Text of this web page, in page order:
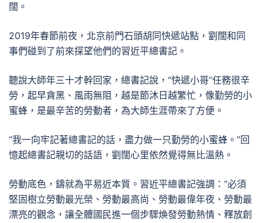
闊。
2019年春節前夜，北京前門石頭胡同快遞站點，劉闊和同
事們碰到了前來探望他們的習近平總書記。
聽說大師年三十才幹回家，總書記說，“快遞小哥”任務很辛
勞，起早貪黑、風雨無阻，越是節沐日越繁忙，像勤勞的小
蜜蜂，是最辛苦的勞動者，為大師生涯帶來了方便。
“我一向牢記著總書記的話，盡力做一只勤勞的小蜜蜂。”回
憶起總書記親切的話語，劉闊心里依然覺得無比溫熱。
勞動底色，鑄就為平易近本質。習近平總書記強調：“必須
堅固樹立勞動最光榮、勞動最高尚、勞動最偉年夜、勞動最
漂亮的觀念，讓全體國民進一個步驟煥發勞動熱情、釋放創